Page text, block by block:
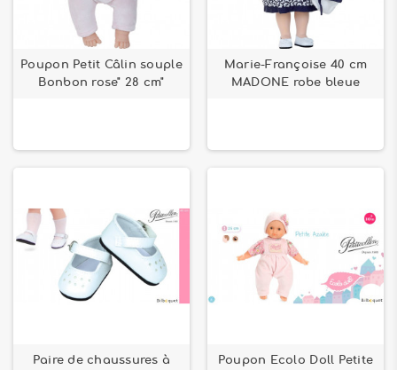
Poupon Petit Câlin souple
Bonbon rose" 28 cm"
Marie-Françoise 40 cm
MADONE robe bleue
Paire de chaussures à Poupon Ecolo Doll Petite